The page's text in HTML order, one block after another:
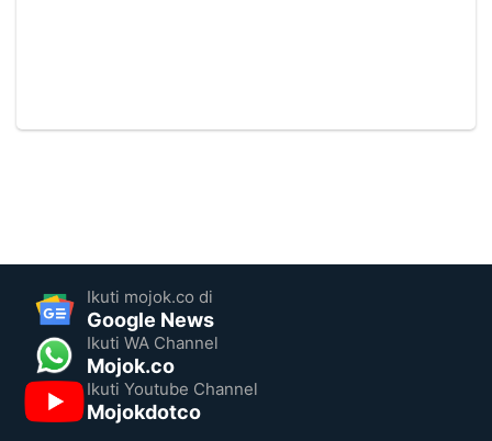
Ikuti mojok.co di
Google News
Ikuti WA Channel
Mojok.co
Ikuti Youtube Channel
Mojokdotco